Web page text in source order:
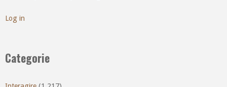
Log in
Categorie